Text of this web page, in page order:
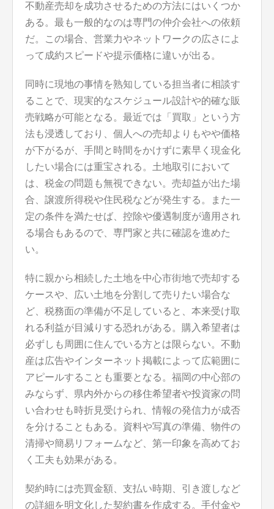
不動産売却を成功させるための方法にはいくつか
ある。最も一般的なのは専門の仲介会社への依頼
だ。この場合、営業力やネットワークの広さによ
って成約スピードや提示価格に違いが出る。
同時に現地の事情を熟知している担当者に相談す
ることで、現実的なスケジュール設計や的確な販
売戦略が可能となる。最近では「買取」という方
法も浸透しており、個人への売却よりもやや価格
が下がるが、手間と時間をかけずに素早く現金化
したい場合には重宝される。土地取引において
は、税金の問題も無視できない。売却益が出た場
合、譲渡所得税や住民税などが発生する。また一
定の条件を満たせば、控除や優遇制度が適用され
る場合もあるので、専門家と共に確認を進めた
い。
特に親から相続した土地を中心市街地で売却する
ケースや、広い土地を分割して売りたい場合な
ど、税務面の準備が不足していると、本来受け取
れる利益が目減りする恐れがある。購入希望者は
必ずしも周囲に住んでいる方とは限らない。不動
産は広告やインターネット掲載によって広範囲に
アピールすることも重要となる。福岡の中心部の
みならず、県内外からの移住希望者や投資家の問
い合わせも時折見受けられ、情報の発信力が成否
を分けることもある。資料や写真の準備、物件の
清掃や簡易リフォームなど、第一印象を高めてお
く工夫も効果がある。
契約時には売買金額、支払い時期、引き渡しなど
の詳細を明文化した契約書を作成する。手付金や